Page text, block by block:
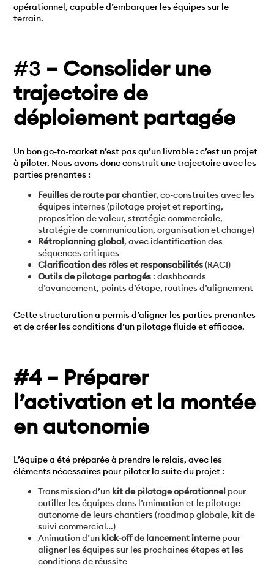
opérationnel, capable d’embarquer les équipes sur le
terrain.
#3 – Consolider une
trajectoire de
déploiement partagée
Un bon go-to-market n’est pas qu’un livrable : c’est un projet
à piloter. Nous avons donc construit une trajectoire avec les
parties prenantes :
Feuilles de route par chantier, co-construites avec les
équipes internes (pilotage projet et reporting,
proposition de valeur, stratégie commerciale,
stratégie de communication, organisation et change)
Rétroplanning global, avec identification des
séquences critiques
Clarification des rôles et responsabilités(RACI)
Outils de pilotage partagés : dashboards
d’avancement, points d’étape, routines d’alignement
Cette structuration a permis d’aligner les parties prenantes
et de créer les conditions d’un pilotage fluide et efficace.
#4 – Préparer
l’activation et la montée
en autonomie
L’équipe a été préparée à prendre le relais, avec les
éléments nécessaires pour piloter la suite du projet :
Transmission d’un kit de pilotage opérationnel pour
outiller les équipes dans l’animation et le pilotage
autonome de leurs chantiers (roadmap globale, kit de
suivi commercial…)
Animation d’un kick-off de lancement internepour
aligner les équipes sur les prochaines étapes et les
conditions de réussite